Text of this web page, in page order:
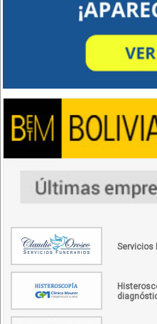
Servicios